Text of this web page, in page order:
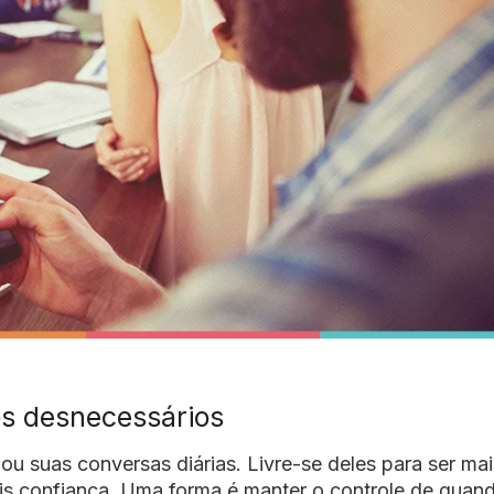
desnecessários
suas conversas diárias. Livre-se deles para ser